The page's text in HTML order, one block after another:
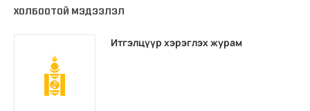
ХОЛБООТОЙ МЭДЭЭЛЭЛ
Итгэлцүүр хэрэглэх журам